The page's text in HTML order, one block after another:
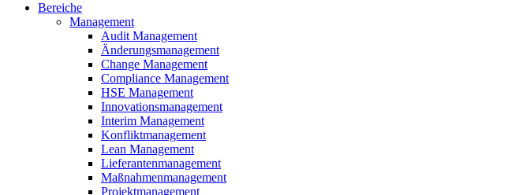
Bereiche
Management
Audit Management
Änderungsmanagement
Change Management
Compliance Management
HSE Management
Innovationsmanagement
Interim Management
Konfliktmanagement
Lean Management
Lieferantenmanagement
Maßnahmenmanagement
Projektmanagement